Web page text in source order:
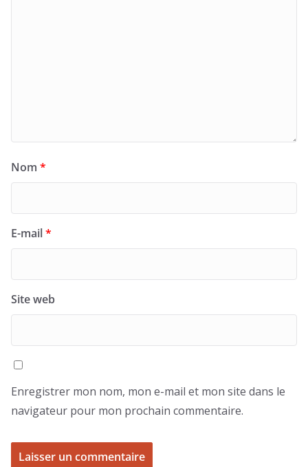
Nom *
E-mail*
Site web
Enregistrer mon nom, mon e-mail et mon site dans le
navigateur pour mon prochain commentaire.